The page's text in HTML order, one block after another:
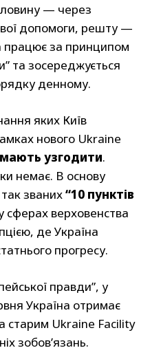
— через
допомоги, решту —
працює за принципом
та зосереджується
денному.
яких Київ
нового Ukraine
мають узгодити.
немає. В основу
званих“10 пунктів
верховенства
де Україна
прогресу.
правди”, у
Україна отримає
старим Ukraine Facility
зобов’язань.